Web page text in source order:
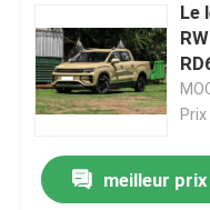
Le
meilleur prix